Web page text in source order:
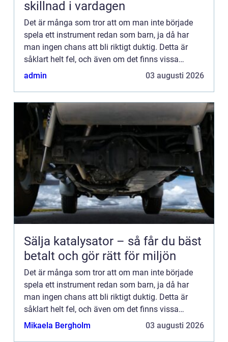
skillnad i vardagen
Det är många som tror att om man inte började
spela ett instrument redan som barn, ja då har
man ingen chans att bli riktigt duktig. Detta är
såklart helt fel, och även om det finns vissa
studier som visar p&arin...
admin 03 augusti 2026
Sälja katalysator – så får du bäst
betalt och gör rätt för miljön
Det är många som tror att om man inte började
spela ett instrument redan som barn, ja då har
man ingen chans att bli riktigt duktig. Detta är
såklart helt fel, och även om det finns vissa
studier som visar p&arin...
Mikaela Bergholm 03 augusti 2026